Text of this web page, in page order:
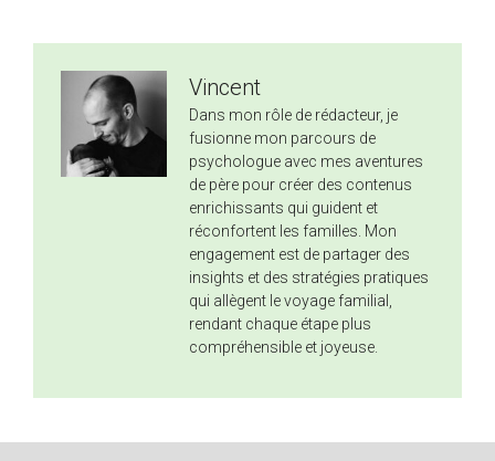
Vincent
Dans mon rôle de rédacteur, je
fusionne mon parcours de
psychologue avec mes aventures
de père pour créer des contenus
enrichissants qui guident et
réconfortent les familles. Mon
engagement est de partager des
insights et des stratégies pratiques
qui allègent le voyage familial,
rendant chaque étape plus
compréhensible et joyeuse.